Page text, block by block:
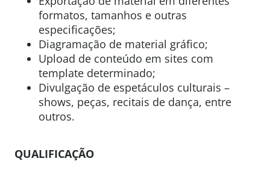
formatos, tamanhos e outras
especificações;
Diagramação de material gráfico;
Upload de conteúdo em sites com
template determinado;
Divulgação de espetáculos culturais –
shows, peças, recitais de dança, entre
outros.
QUALIFICAÇÃO